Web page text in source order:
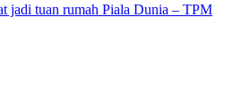
jadi tuan rumah Piala Dunia – TPM